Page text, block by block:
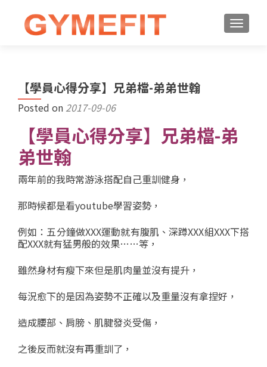
【學員心得分享】兄弟檔-弟弟世翰
Posted on 2017-09-06
【學員心得分享】兄弟檔-弟
弟世翰
兩年前的我時常游泳搭配自己重訓健身，
那時候都是看youtube學習姿勢，
例如：五分鐘做XXX運動就有腹肌、深蹲XXX組XXX下搭
配XXX就有猛男般的效果……等，
雖然身材有瘦下來但是肌肉量並沒有提升，
每況愈下的是因為姿勢不正確以及重量沒有拿捏好，
造成腰部、肩膀、肌腱發炎受傷，
之後反而就沒有再重訓了，